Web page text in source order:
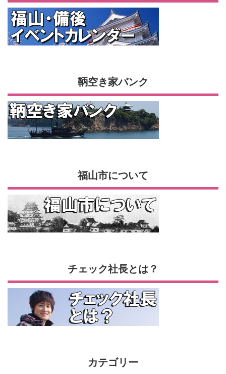
鞆空き家バンク
福山市について
チェック社長とは？
カテゴリー